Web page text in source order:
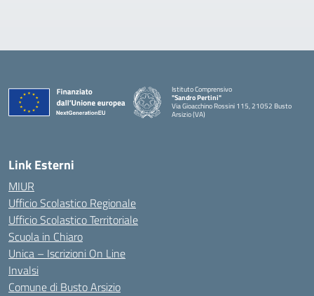
Istituto Comprensivo
"Sandro Pertini"
Via Gioacchino Rossini 115, 21052 Busto
Arsizio (VA)
Link Esterni
MIUR
Ufficio Scolastico Regionale
Ufficio Scolastico Territoriale
Scuola in Chiaro
Unica – Iscrizioni On Line
Invalsi
Comune di Busto Arsizio